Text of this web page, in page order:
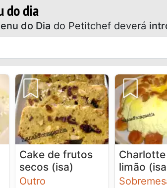
do dia
do Dia do Petitchef deverá
Cake de frutos
secos (isa)
Outro
limão